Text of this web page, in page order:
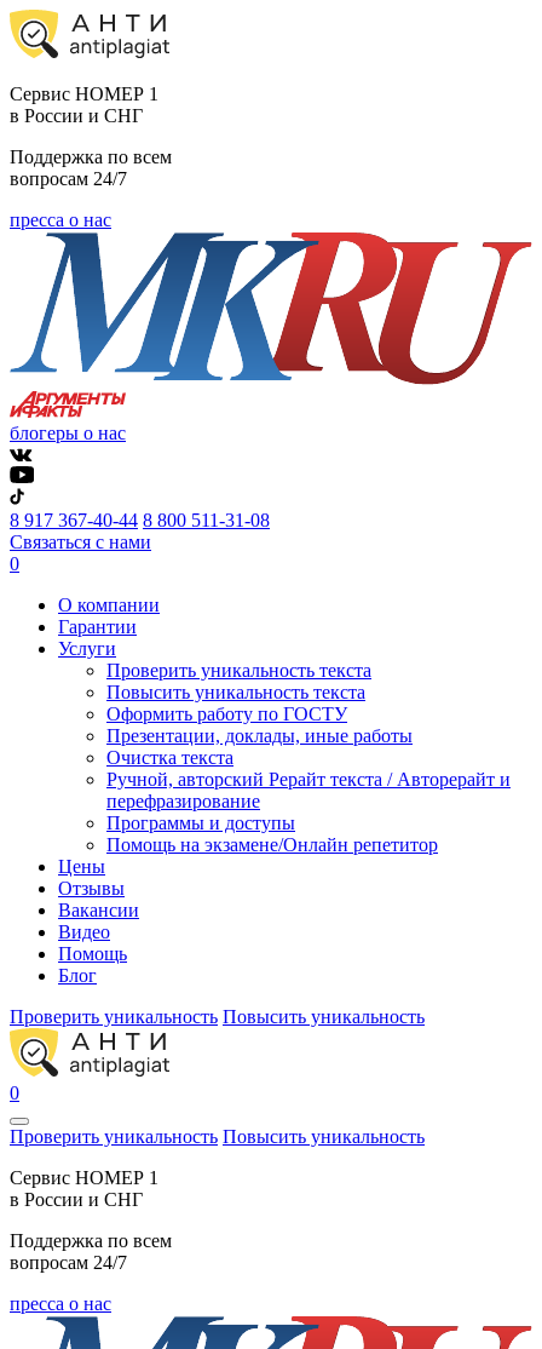
Cервис НОМЕР 1
в России и СНГ
Поддержка по всем
вопросам 24/7
пресса о нас
блогеры о нас
8 917 367-40-44 8 800 511-31-08
Связаться с нами
0
О компании
Гарантии
Услуги
Проверить уникальность текста
Повысить уникальность текста
Оформить работу по ГОСТУ
Презентации, доклады, иные работы
Очистка текста
Ручной, авторский Рерайт текста / Авторерайт и
перефразирование
Программы и доступы
Помощь на экзамене/Онлайн репетитор
Цены
Отзывы
Вакансии
Видео
Помощь
Блог
Проверить уникальность Повысить уникальность
0
Проверить уникальность Повысить уникальность
Cервис НОМЕР 1
в России и СНГ
Поддержка по всем
вопросам 24/7
пресса о нас